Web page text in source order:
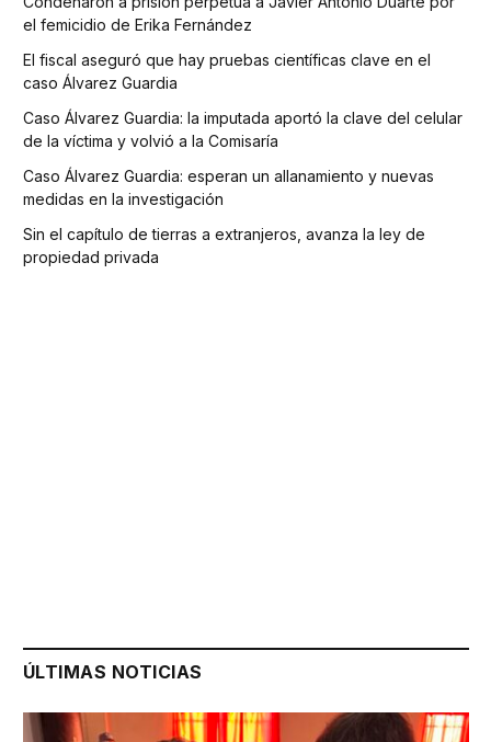
el femicidio de Erika Fernández
El fiscal aseguró que hay pruebas científicas clave en el
caso Álvarez Guardia
Caso Álvarez Guardia: la imputada aportó la clave del celular
de la víctima y volvió a la Comisaría
Caso Álvarez Guardia: esperan un allanamiento y nuevas
medidas en la investigación
Sin el capítulo de tierras a extranjeros, avanza la ley de
propiedad privada
ÚLTIMAS NOTICIAS